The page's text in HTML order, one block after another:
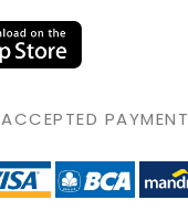
ACCEPTED PAYMENT